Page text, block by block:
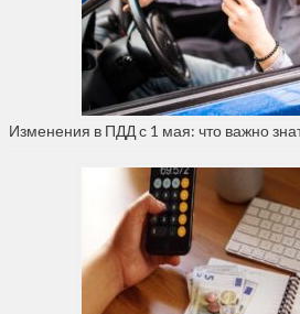
Изменения в ПДД с 1 мая: что важно